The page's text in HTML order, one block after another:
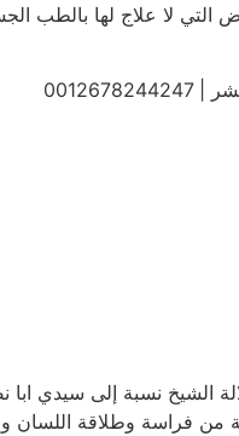
التي لا علاج لها بالطب
الروحاني المغربي , سنه 1973 ،
فية من فراسة وطلاقة